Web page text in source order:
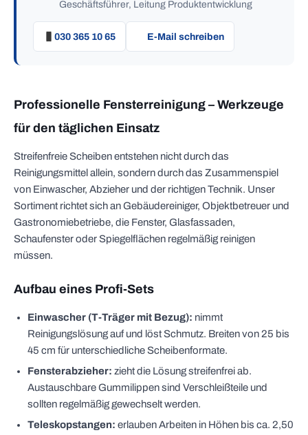
Geschäftsführer, Leitung Produktentwicklung
030 365 10 65 E-Mail schreiben
Professionelle Fensterreinigung – Werkzeuge
für den täglichen Einsatz
Streifenfreie Scheiben entstehen nicht durch das
Reinigungsmittel allein, sondern durch das Zusammenspiel
von Einwascher, Abzieher und der richtigen Technik. Unser
Sortiment richtet sich an Gebäudereiniger, Objektbetreuer und
Gastronomiebetriebe, die Fenster, Glasfassaden,
Schaufenster oder Spiegelflächen regelmäßig reinigen
müssen.
Aufbau eines Profi-Sets
Einwascher (T-Träger mit Bezug): nimmt
Reinigungslösung auf und löst Schmutz. Breiten von 25 bis
45 cm für unterschiedliche Scheibenformate.
Fensterabzieher: zieht die Lösung streifenfrei ab.
Austauschbare Gummilippen sind Verschleißteile und
sollten regelmäßig gewechselt werden.
Teleskopstangen: erlauben Arbeiten in Höhen bis ca. 2,50